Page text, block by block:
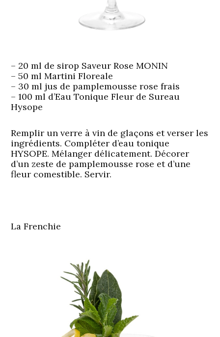
– 20 ml de sirop Saveur Rose MONIN
– 50 ml Martini Floreale
– 30 ml jus de pamplemousse rose frais
– 100 ml d’Eau Tonique Fleur de Sureau
Hysope
Remplir un verre à vin de glaçons et verser les
ingrédients. Compléter d’eau tonique
HYSOPE. Mélanger délicatement. Décorer
d’un zeste de pamplemousse rose et d’une
fleur comestible. Servir.
La Frenchie